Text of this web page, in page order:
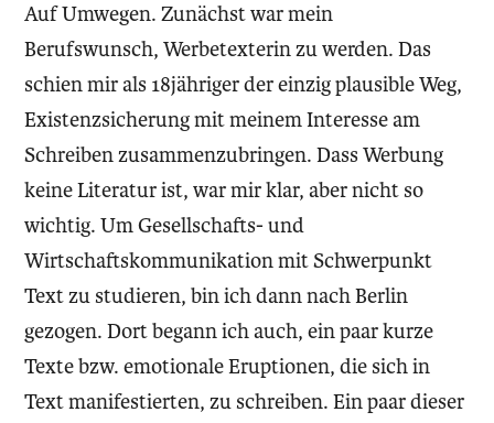
Auf Umwegen. Zunächst war mein
Berufswunsch, Werbetexterin zu werden. Das
schien mir als 18jähriger der einzig plausible Weg,
Existenzsicherung mit meinem Interesse am
Schreiben zusammenzubringen. Dass Werbung
keine Literatur ist, war mir klar, aber nicht so
wichtig. Um Gesellschafts- und
Wirtschaftskommunikation mit Schwerpunkt
Text zu studieren, bin ich dann nach Berlin
gezogen. Dort begann ich auch, ein paar kurze
Texte bzw. emotionale Eruptionen, die sich in
Text manifestierten, zu schreiben. Ein paar dieser